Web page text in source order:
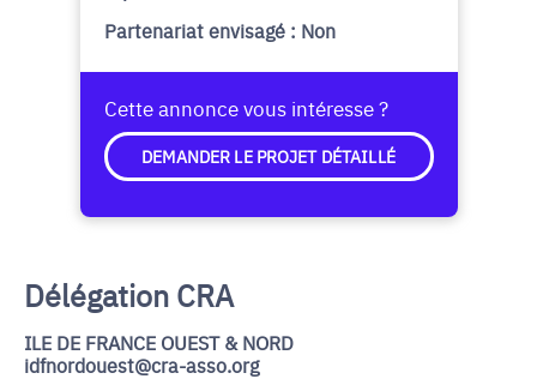
Partenariat envisagé : Non
Cette annonce vous intéresse ?
DEMANDER LE PROJET DÉTAILLÉ
Délégation CRA
ILE DE FRANCE OUEST & NORD
idfnordouest@cra-asso.org